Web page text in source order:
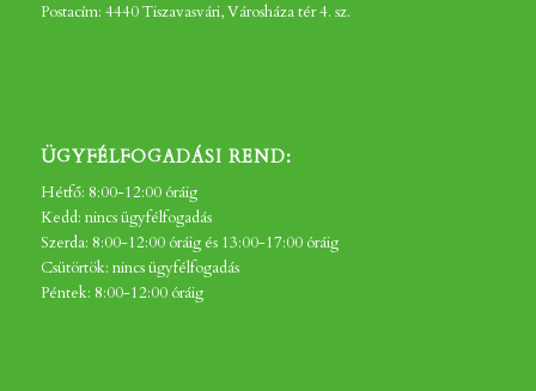
Postacím: 4440 Tiszavasvári, Városháza tér 4. sz.
ÜGYFÉLFOGADÁSI REND:
Hétfő: 8:00-12:00 óráig
Kedd: nincs ügyfélfogadás
Szerda: 8:00-12:00 óráig és 13:00-17:00 óráig
Csütörtök: nincs ügyfélfogadás
Péntek: 8:00-12:00 óráig